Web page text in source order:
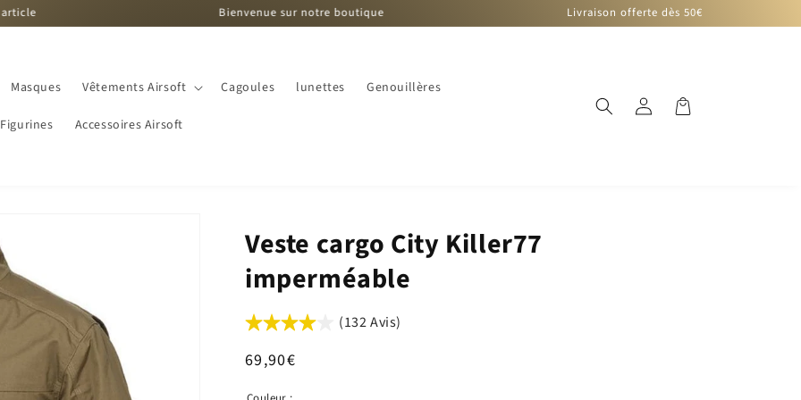
Bienvenue sur notre boutique Livraison offerte dès 50€
Masques Vêtements Airsoft Cagoules lunettes Genouillères
Figurines Accessoires Airsoft
Connexion Panier
Veste cargo City Killer77
imperméable
(132 Avis)
Prix
69,90€